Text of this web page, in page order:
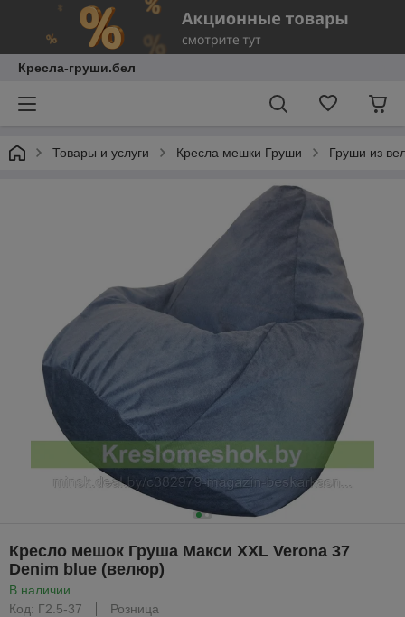
Кресла-груши.бел
Товары и услуги Кресла мешки Груши Груши из
Кресло мешок Груша Макси XXL Verona 37
Denim blue (велюр)
В наличии
Код: Г2.5-37
Розница